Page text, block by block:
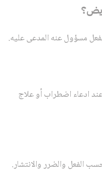
مسؤول عنه المدعى عليه.
ادعاء اضطراب أو علاج
الفعل والضرر والانتشار.